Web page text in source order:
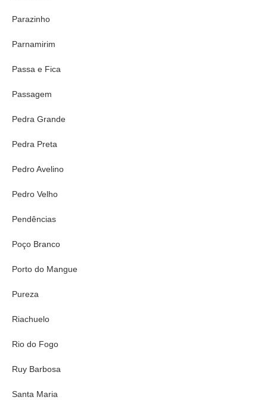
Parazinho
Parnamirim
Passa e Fica
Passagem
Pedra Grande
Pedra Preta
Pedro Avelino
Pedro Velho
Pendências
Poço Branco
Porto do Mangue
Pureza
Riachuelo
Rio do Fogo
Ruy Barbosa
Santa Maria